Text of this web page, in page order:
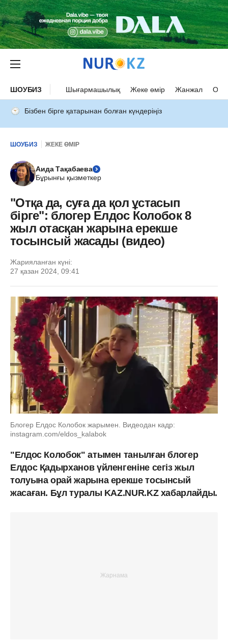
ШОУБИЗ Шығармашылық Жеке өмір Жанжал
Бізбен бірге қатарынан болған күндеріңіз
ШОУБИЗ ЖЕКЕ ӨМІР
Аида Тақабаева
Бұрынғы қызметкер
"Отқа да, суға да қол ұстасып
бірге": блогер Елдос Колобок 8
жыл отасқан жарына ерекше
тосынсый жасады (видео)
Жарияланған күні:
27 қазан 2024, 09:41
Блогер Елдос Колобок жарымен. Видеодан кадр:
instagram.com/eldos_kalabok
"Елдос Колобок" атымен танылған блогер
Елдос Қадырханов үйленгеніне сегіз жыл
толуына орай жарына ерекше тосынсый
жасаған. Бұл туралы KAZ.NUR.KZ хабарлайды.